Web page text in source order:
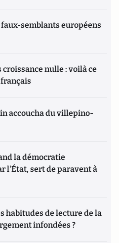
semblants européens
croissance nulle : voilà ce
accoucha du villepino-
la démocratie
l'État, sert de paravent à
habitudes de lecture de la
infondées ?